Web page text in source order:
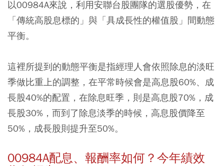
以00984A來說，利用安聯台股團隊的選股優勢，在
「傳統高股息標的」與「具成長性的權值股」間動態
平衡。
這裡所提到的動態平衡是指經理人會依照除息的淡旺
季做比重上的調整，在平常時候會是高息股60%、成
長股40%的配置，在除息旺季，則是高息股70%，成
長股30%，而到了除息淡季的時候，高息股價降至
50%，成長股則提升至50%。
00984A配息、報酬率如何？今年績效